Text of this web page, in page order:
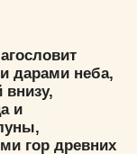
дарами неба,
и
гор древних